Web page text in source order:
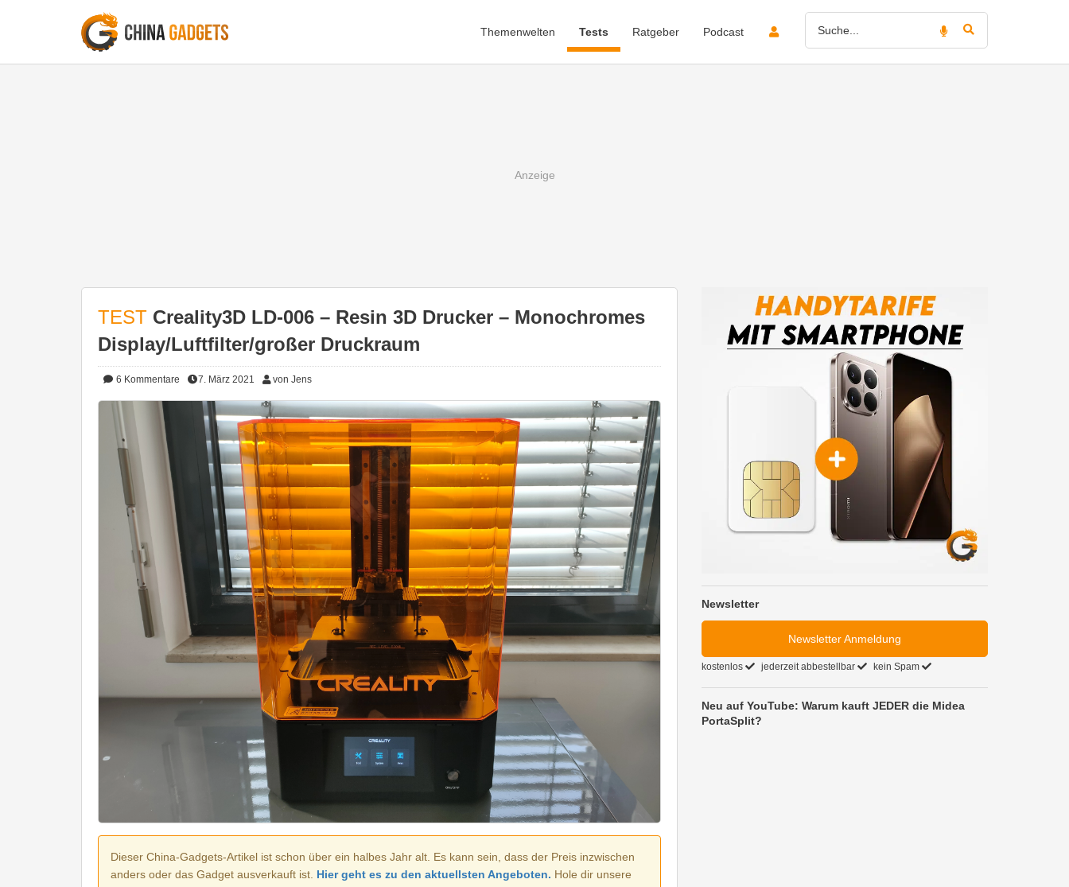
Themenwelten Tests Ratgeber Podcast
TEST Creality3D LD-006 – Resin 3D Drucker – Monochromes
Display/Luftfilter/großer Druckraum
6 Kommentare 7. März 2021 von Jens
Dieser China-Gadgets-Artikel ist schon über ein halbes Jahr alt. Es kann sein, dass der Preis inzwischen
anders oder das Gadget ausverkauft ist. Hier geht es zu den aktuellsten Angeboten. Hole dir unsere
Newsletter
Newsletter Anmeldung
kostenlos jederzeit abbestellbar kein Spam
Neu auf YouTube: Warum kauft JEDER die Midea
PortaSplit?